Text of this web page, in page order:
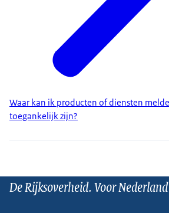
Waar kan ik producten of diensten
toegankelijk zijn?
De Rijksoverheid. Voor Nederland